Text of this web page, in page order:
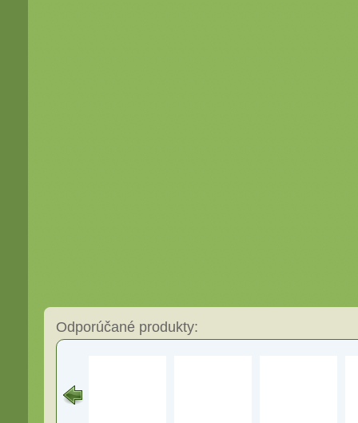
Odporúčané produkty: